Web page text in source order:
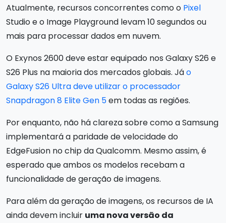
Atualmente, recursos concorrentes como o Pixel
Studio e o Image Playground levam 10 segundos ou
mais para processar dados em nuvem.
O Exynos 2600 deve estar equipado nos Galaxy S26 e
S26 Plus na maioria dos mercados globais. Jáo
Galaxy S26 Ultra deve utilizar o processador
Snapdragon 8 Elite Gen 5em todas as regiões.
Por enquanto, não há clareza sobre como a Samsung
implementará a paridade de velocidade do
EdgeFusion no chip da Qualcomm. Mesmo assim, é
esperado que ambos os modelos recebam a
funcionalidade de geração de imagens.
Para além da geração de imagens, os recursos de IA
ainda devem incluir uma nova versão da